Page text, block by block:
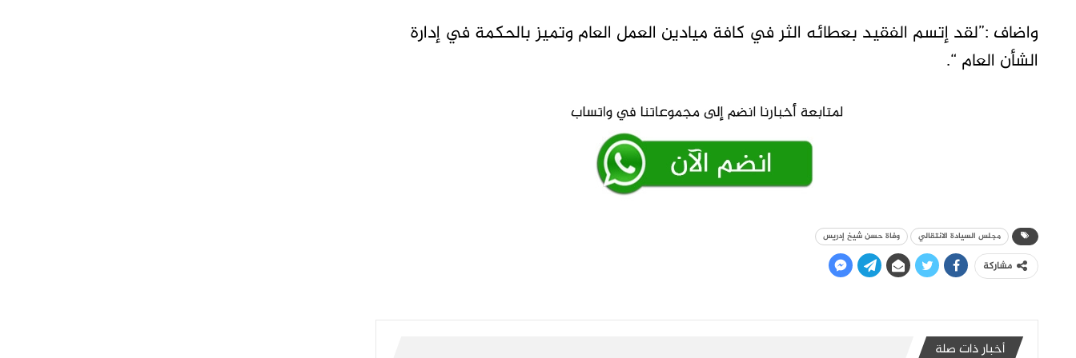
واضاف :”لقد إتسم الفقيد بعطائه الثر في كافة ميادين العمل العام وتميز بالحكمة في إدارة
الشأن العام “.
مجلس السيادة الانتقالي وفاة حسن شيخ إدريس
مشاركة
أخبار ذات صلة